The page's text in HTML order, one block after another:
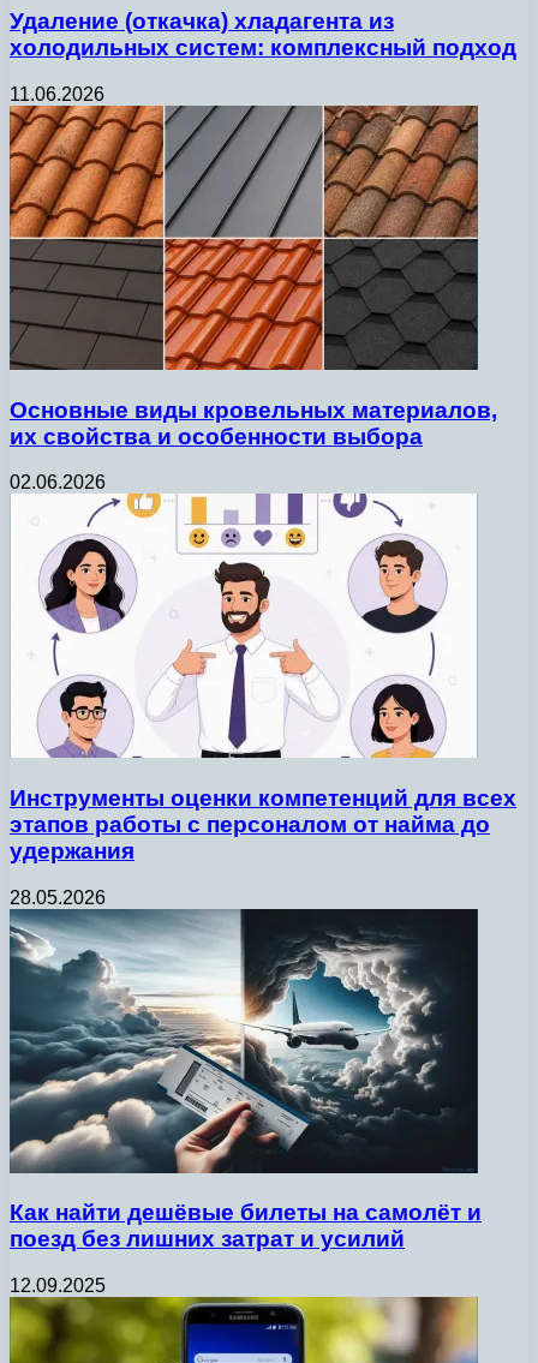
Удаление (откачка) хладагента из
холодильных систем: комплексный подход
11.06.2026
Основные виды кровельных материалов,
их свойства и особенности выбора
02.06.2026
Инструменты оценки компетенций для всех
этапов работы с персоналом от найма до
удержания
28.05.2026
Как найти дешёвые билеты на самолёт и
поезд без лишних затрат и усилий
12.09.2025